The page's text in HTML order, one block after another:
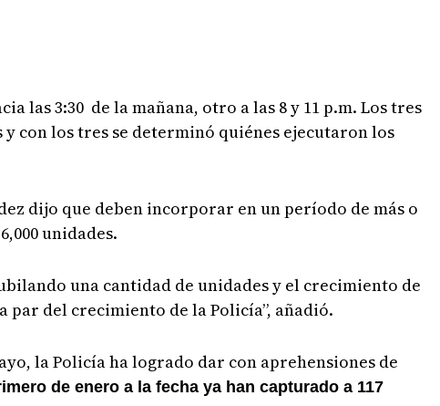
las 3:30 de la mañana, otro a las 8 y 11 p.m. Los tres
con los tres se determinó quiénes ejecutaron los
dijo que deben incorporar en un período de más o
unidades.
una cantidad de unidades y el crecimiento de
par del crecimiento de la Policía”, añadió.
la Policía ha logrado dar con aprehensiones de
de enero a la fecha ya han capturado a 117